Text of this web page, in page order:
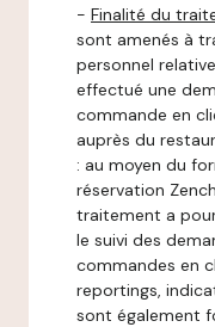
- Finalité du
sont amenés à
personnel
effectué une
commande en
auprès du
: au moyen du
réservation
traitement a
le suivi des
commandes en
reportings,
sont également